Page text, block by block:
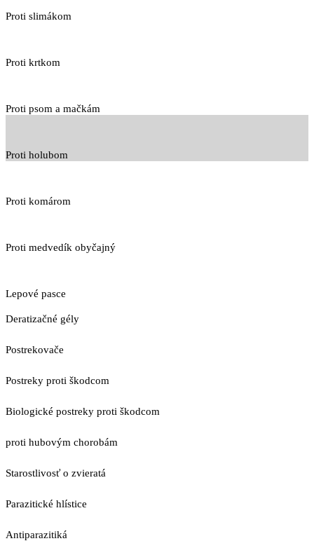
Proti slimákom
Proti krtkom
Proti psom a mačkám
Proti holubom
Proti komárom
Proti medvedík obyčajný
Lepové pasce
Deratizačné gély
Postrekovače
Postreky proti škodcom
Biologické postreky proti škodcom
proti hubovým chorobám
Starostlivosť o zvieratá
Parazitické hlístice
Antiparazitiká